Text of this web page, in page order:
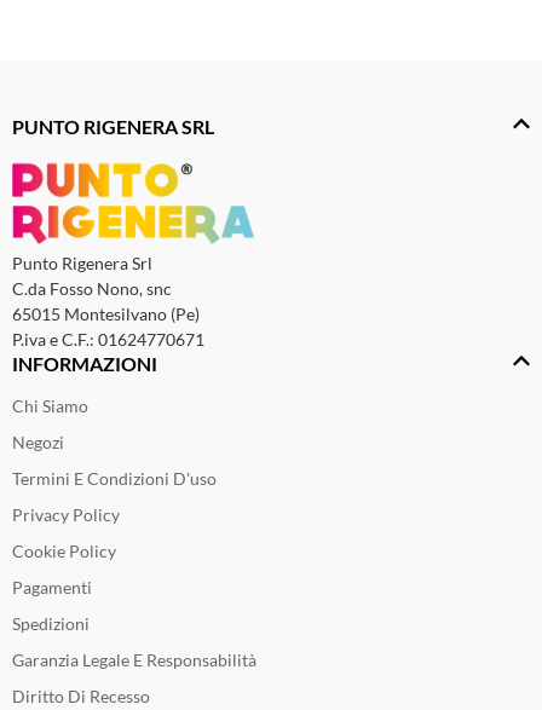
PUNTO RIGENERA SRL
Punto Rigenera Srl
C.da Fosso Nono, snc
65015 Montesilvano (Pe)
P.iva e C.F.: 01624770671
INFORMAZIONI
Chi Siamo
Negozi
Termini E Condizioni D'uso
Privacy Policy
Cookie Policy
Pagamenti
Spedizioni
Garanzia Legale E Responsabilità
Diritto Di Recesso